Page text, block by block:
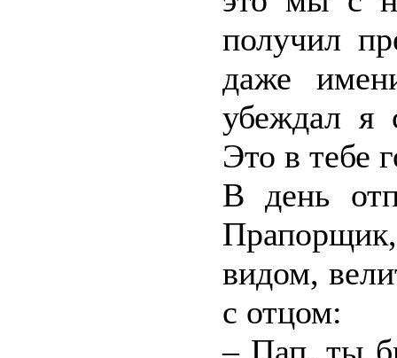
получил
даже
убеждал я
Это в тебе
В день
видом,
с отцом: